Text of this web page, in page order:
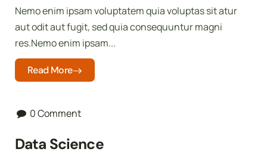
Nemo enim ipsam voluptatem quia voluptas sit atur
aut odit aut fugit, sed quia consequuntur magni
res.Nemo enim ipsam...
Read More
0 Comment
Data Science